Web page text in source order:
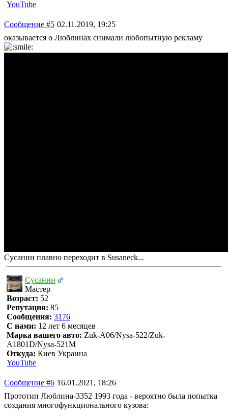
YouTube
Сообщение #5 02.11.2019, 19:25
оказывается о Люблинах снимали любопытную рекламу
Сусанин плавно переходит в Susaneck...
Сусанин
Мастер
Возраст: 52
Репутация: 85
Сообщения: 3176
С нами: 12 лет 6 месяцев
Марка вашего авто: Zuk-A06/Nysa-522/Zuk-
A1801D/Nysa-521M
Откуда: Киев Украина
YouTube
Сообщение #6 16.01.2021, 18:26
Прототип Люблина-3352 1993 года - вероятно была попытка
создания многофункционального кузова: